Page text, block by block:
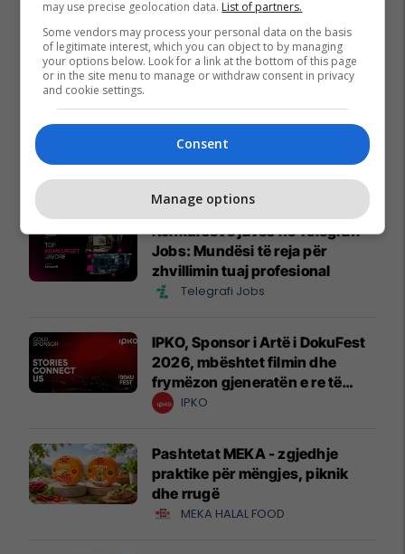
Promo Reklamo këtu
Konkurset e javës në Telegrafi
Jobs: Mundësi të reja për
zhvillimin tuaj profesional
Telegrafi Jobs
IPKO, Sponsor i Artë i DokuFest
2026, mbështet filmin dhe
frymëzon gjeneratën e re të
krijuesve
IPKO
Pashtetat MEKA - zgjedhje
praktike për mëngjes, piknik
dhe rrugë
MEKA HALAL FOOD
may use precise geolocation data. List of partners.
Some vendors may process your personal data on the basis
of legitimate interest, which you can object to by managing
your options below. Look for a link at the bottom of this page
or in the site menu to manage or withdraw consent in privacy
and cookie settings.
Consent
Manage options